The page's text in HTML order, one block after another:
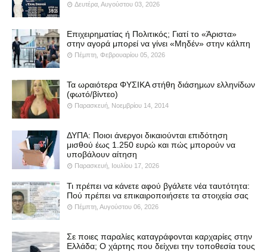
Δευτέρα, Αυγούστου 03, 2026
Επιχειρηματίας ή Πολιτικός; Γιατί το «Άριστα»
στην αγορά μπορεί να γίνει «Μηδέν» στην κάλπη
Πέμπτη, Φεβρουαρίου 05, 2026
Τα ωραιότερα ΦΥΣΙΚΑ στήθη διάσημων ελληνίδων
(φωτό/βίντεο)
Παρασκευή, Νοεμβρίου 14, 2014
ΔΥΠΑ: Ποιοι άνεργοι δικαιούνται επιδότηση
μισθού έως 1.250 ευρώ και πώς μπορούν να
υποβάλουν αίτηση
Παρασκευή, Ιουλίου 17, 2026
Τι πρέπει να κάνετε αφού βγάλετε νέα ταυτότητα:
Πού πρέπει να επικαιροποιήσετε τα στοιχεία σας
Πέμπτη, Αυγούστου 06, 2026
Σε ποιες παραλίες καταγράφονται καρχαρίες στην
Ελλάδα; Ο χάρτης που δείχνει την τοποθεσία τους